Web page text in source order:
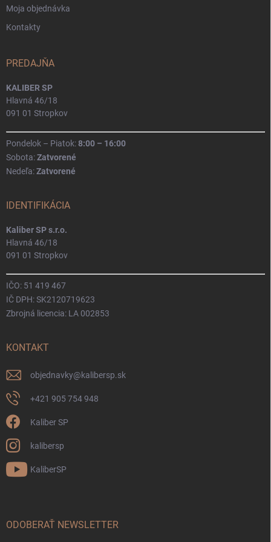
Moja objednávka
Kontakty
PREDAJŇA
KALIBER SP
Hlavná 46/18
091 01 Stropkov
Pondelok – Piatok:8:00 – 16:00
Sobota:Zatvorené
Nedeľa:Zatvorené
IDENTIFIKÁCIA
Kaliber SP s.r.o.
Hlavná 46/18
091 01 Stropkov
IČO: 51 419 467
IČ DPH: SK2120719623
Zbrojná licencia: LA 002853
KONTAKT
objednavky@kalibersp.sk
+421 905 754 948
Kaliber SP
kalibersp
KaliberSP
ODOBERAŤ NEWSLETTER